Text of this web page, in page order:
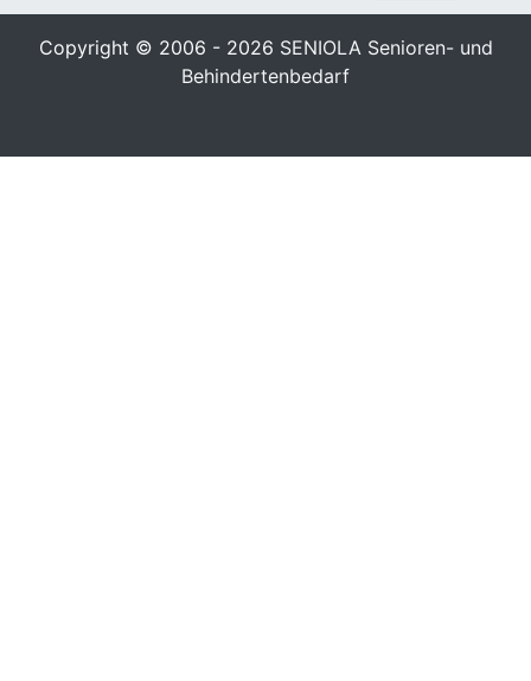
Copyright © 2006 - 2026 SENIOLA Senioren- und
Behindertenbedarf